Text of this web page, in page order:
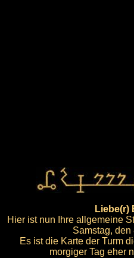
Liebe(r)
Hier ist nun Ihre allgemeine
Samstag, den
Es ist die Karte der Turm
morgiger Tag eher